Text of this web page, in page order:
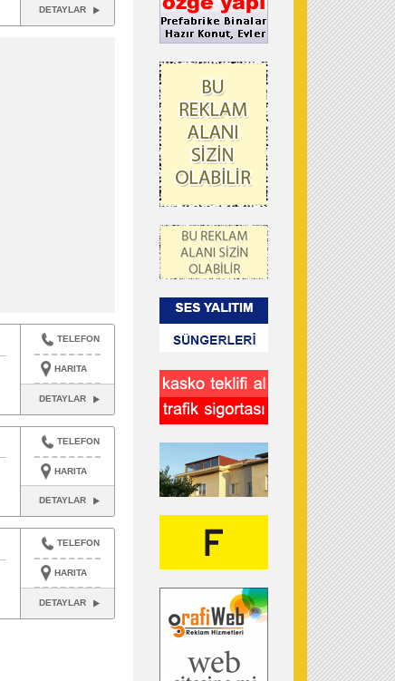
DETAYLAR
TELEFON
HARITA
DETAYLAR
TELEFON
HARITA
DETAYLAR
TELEFON
HARITA
DETAYLAR